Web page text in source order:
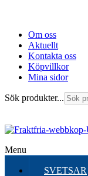
Om oss
Aktuellt
Kontakta oss
Köpvillkor
Mina sidor
Sök produkter...
Menu
SVETSAR